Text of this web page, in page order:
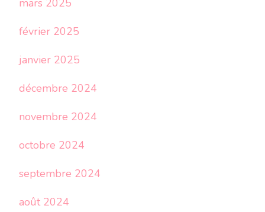
mars 2025
février 2025
janvier 2025
décembre 2024
novembre 2024
octobre 2024
septembre 2024
août 2024